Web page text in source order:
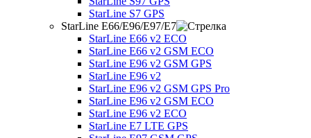
StarLine S7 GPS
StarLine E66/E96/E97/E7
StarLine E66 v2 ECO
StarLine E66 v2 GSM ECO
StarLine E96 v2 GSM GPS
StarLine E96 v2
StarLine E96 v2 GSM GPS Pro
StarLine E96 v2 GSM ECO
StarLine E96 v2 ECO
StarLine E7 LTE GPS